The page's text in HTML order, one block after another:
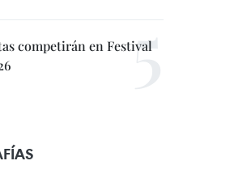
competirán en Festival